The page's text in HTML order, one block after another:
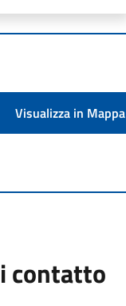
Visualizza in Mappa
contatto